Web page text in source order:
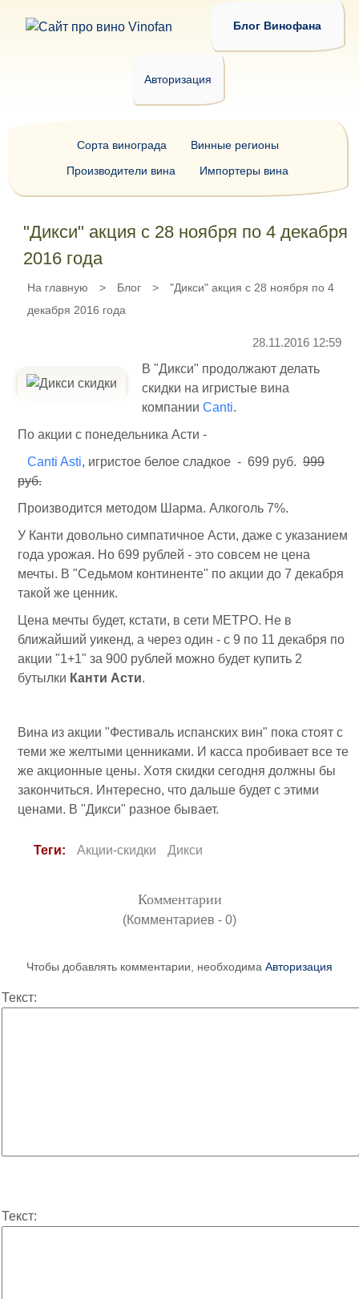
Блог Винофана
Авторизация
"Дикси" акция с 28 ноября по 4 декабря
2016 года
На главную > Блог >
"Дикси" акция с 28 ноября по 4
декабря 2016 года
28.11.2016 12:59
В "Дикси" продолжают делать
скидки на игристые вина
компании Canti.
По акции с понедельника Асти -
Canti Asti, игристое белое сладкое - 699 руб. 999
руб.
Производится методом Шарма. Алкоголь 7%.
У Канти довольно симпатичное Асти, даже с указанием
года урожая. Но 699 рублей - это совсем не цена
мечты. В "Седьмом континенте" по акции до 7 декабря
такой же ценник.
Цена мечты будет, кстати, в сети МЕТРО. Не в
ближайший уикенд, а через один - с 9 по 11 декабря по
акции "1+1" за 900 рублей можно будет купить 2
бутылки Канти Асти.
Вина из акции "Фестиваль испанских вин" пока стоят с
теми же желтыми ценниками. И касса пробивает все те
же акционные цены. Хотя скидки сегодня должны бы
закончиться. Интересно, что дальше будет с этими
ценами. В "Дикси" разное бывает.
Теги: Акции-скидки Дикси
Комментарии
(Комментариев - 0)
Чтобы добавлять комментарии, необходима Авторизация
Текст:
Текст:
Сорта винограда
Винные регионы
Производители вина
Импортеры вина